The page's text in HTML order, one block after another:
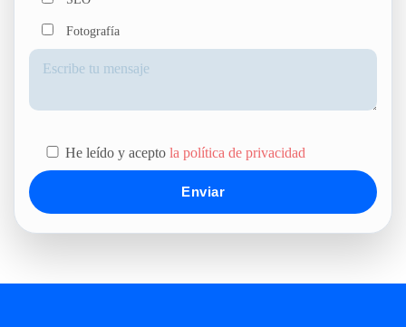
Fotografía
He leído y acepto la política de privacidad